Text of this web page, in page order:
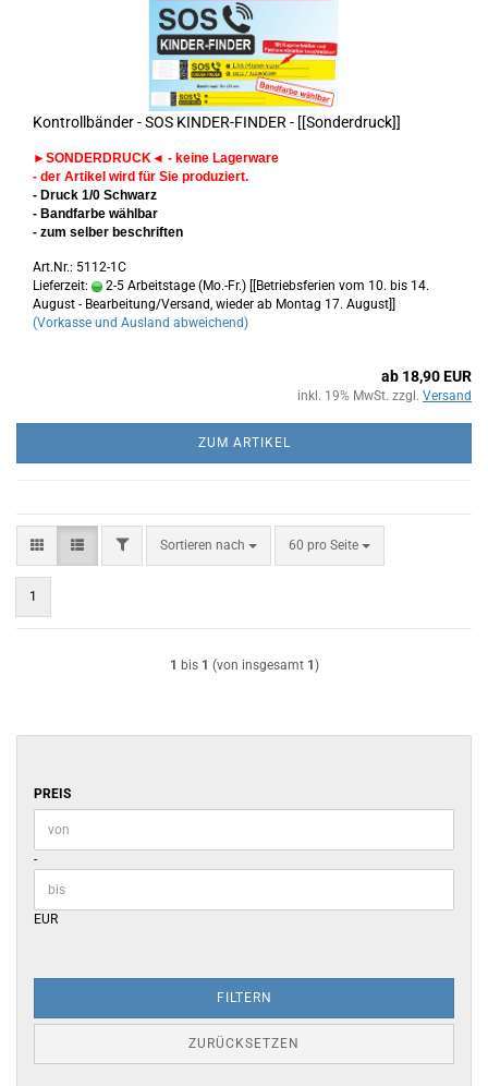
Kontrollbänder - SOS KINDER-FINDER - [[Sonderdruck]]
►SONDERDRUCK◄ - keine Lagerware
- der Artikel wird für Sie produziert.
- Druck 1/0 Schwarz
- Bandfarbe wählbar
- zum selber beschriften
Art.Nr.: 5112-1C
Lieferzeit:
2-5 Arbeitstage (Mo.-Fr.) [[Betriebsferien vom 10. bis 14.
August - Bearbeitung/Versand, wieder ab Montag 17. August]]
(Vorkasse und Ausland abweichend)
ab 18,90 EUR
inkl. 19% MwSt. zzgl. Versand
ZUM ARTIKEL
FILTERSortieren nach
Sortieren nach 60 pro Seite
pro Seite
1
1 bis 1 (von insgesamt 1 )
PREIS
PREIS
Preis bis
-
EUR
FILTERN
ZURÜCKSETZEN